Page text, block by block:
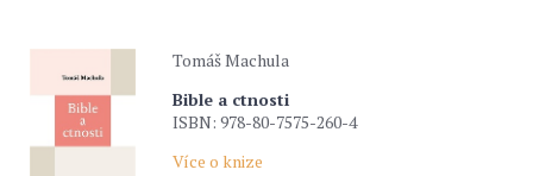
Tomáš Machula
Bible a ctnosti
ISBN: 978-80-7575-260-4
Více o knize